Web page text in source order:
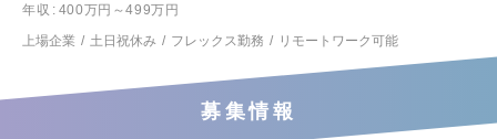
年収
400万円～499万円
上場企業
土日祝休み フレックス勤務 リモートワーク可能
募集情報